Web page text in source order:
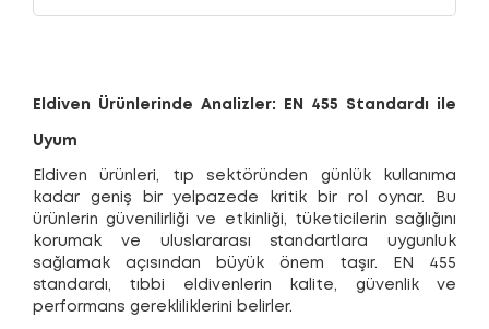
Eldiven Ürünlerinde Analizler: EN 455 Standardı ile
Uyum
Eldiven ürünleri, tıp sektöründen günlük kullanıma
kadar geniş bir yelpazede kritik bir rol oynar. Bu
ürünlerin güvenilirliği ve etkinliği, tüketicilerin sağlığını
korumak ve uluslararası standartlara uygunluk
sağlamak açısından büyük önem taşır. EN 455
standardı, tıbbi eldivenlerin kalite, güvenlik ve
performans gerekliliklerini belirler.